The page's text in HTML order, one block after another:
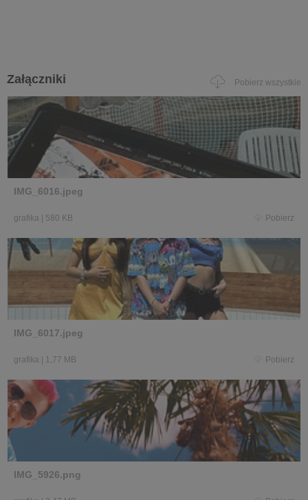
Załączniki Pobierz wszystkie
IMG_6016.jpeg
grafika 580 KB Pobierz
IMG_6017.jpeg
grafika 1,77 MB Pobierz
IMG_5926.png